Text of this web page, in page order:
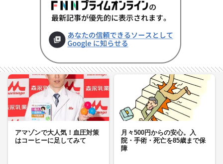
アマゾンで大人気！血圧対策
はコーヒーに足してみて
月々500円からの安心。入
院・手術・死亡を85歳まで保
障